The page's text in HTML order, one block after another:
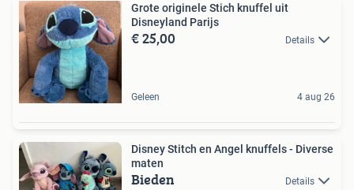
Grote originele Stich knuffel uit
Disneyland Parijs
€ 25,00 Details
Geleen 4 aug 26
Disney Stitch en Angel knuffels - Diverse
maten
Bieden Details